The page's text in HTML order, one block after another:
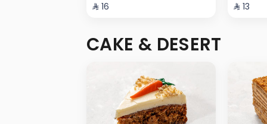
⁨⁦‪‬ 16⁩ ⁨⁦‪‬ 13⁩
CAKE & DESERT